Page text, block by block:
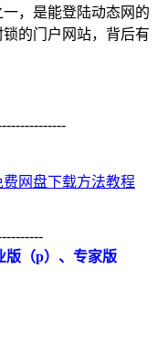
，是能登陆动态网的
的门户网站，背后有
网盘下载方法教程
版（p）、专家版